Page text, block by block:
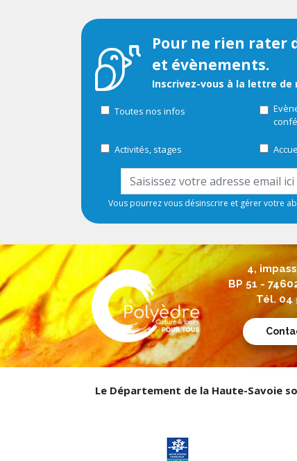
Pour ne rien rater
et évènements.
Inscrivez-vous à la lettre de
Toutes nos infos
Activités, stages
Vous pourrez vous désinscrire et gérer votre
4,
BP 51 -
Tél. 04
Le Département de la Haute-Savoie